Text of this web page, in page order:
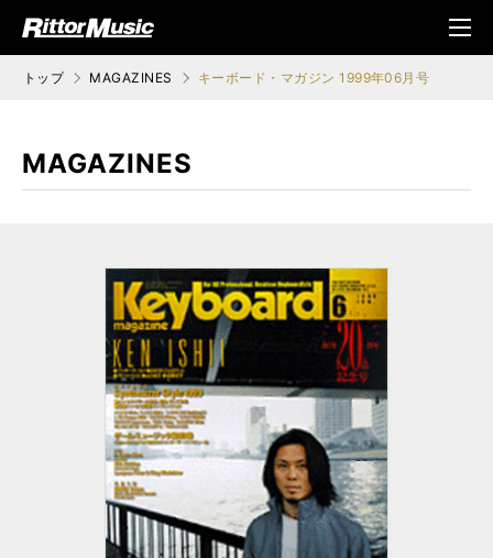
ジック (Rittor Musi
メニ
ュ
トップ MAGAZINES キーボード・マガジン 1999年06月号
MAGAZINES